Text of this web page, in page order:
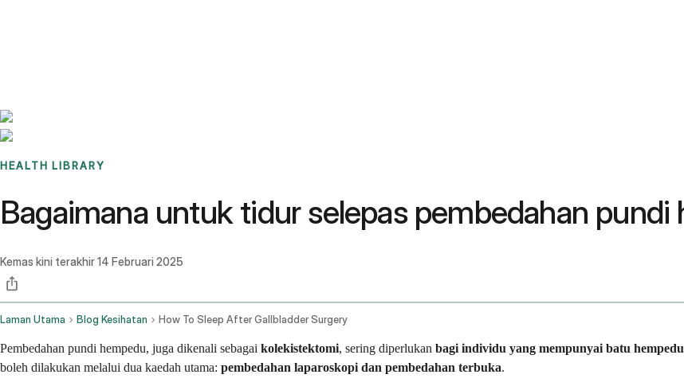
HEALTH LIBRARY
Bagaimana untuk tidur selepas pembedahan pundi
Kemas kini terakhir14 Februari 2025
Laman Utama Blog Kesihatan How To Sleep After Gallbladder Surgery
Pembedahan pundi hempedu, juga dikenali sebagai kolekistektomi, sering diperlukan bagi individu yang mempunyai batu
boleh dilakukan melalui dua kaedah utama: pembedahan laparoskopi dan pembedahan terbuka.